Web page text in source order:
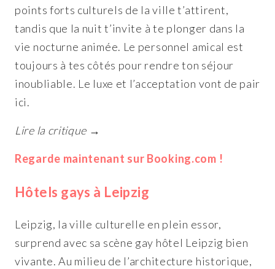
points forts culturels de la ville t’attirent,
tandis que la nuit t’invite à te plonger dans la
vie nocturne animée. Le personnel amical est
toujours à tes côtés pour rendre ton séjour
inoubliable. Le luxe et l’acceptation vont de pair
ici.
Lire la critique →
Regarde maintenant sur Booking.com !
Hôtels gays à Leipzig
Leipzig, la ville culturelle en plein essor,
surprend avec sa scène gay hôtel Leipzig bien
vivante. Au milieu de l’architecture historique,